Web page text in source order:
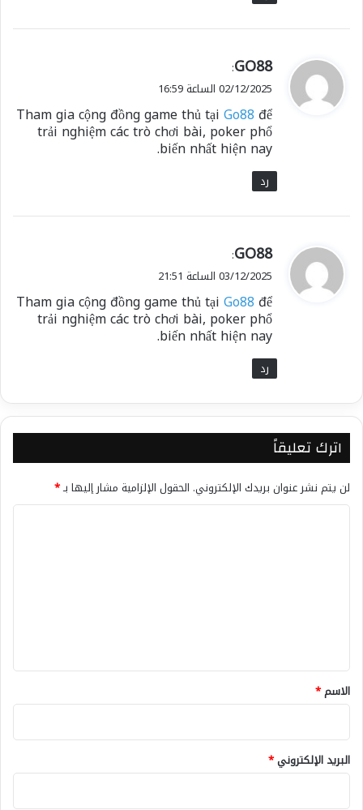
ي
ق
ل
GO88
:
02/12/2025 الساعة 16:59
Tham gia cộng đồng game thủ tạiGo88 để
trải nghiệm các trò chơi bài, poker phổ
biến nhất hiện nay.
رد
ي
ق
ل
GO88
:
03/12/2025 الساعة 21:51
Tham gia cộng đồng game thủ tạiGo88 để
trải nghiệm các trò chơi bài, poker phổ
biến nhất hiện nay.
رد
اترك تعليقاً
لن يتم نشر عنوان بريدك الإلكتروني. الحقول الإلزامية مشار إليها بـ*
*
الاسم*
البريد الإلكتروني*